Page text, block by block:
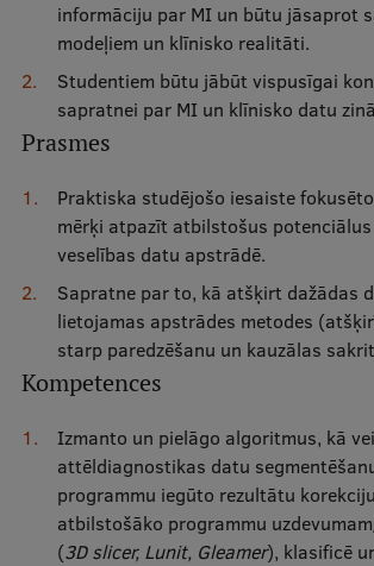
Research Breakfast
Completed projects
Vertically Integrated Projects
Innovation Centre
International Cooperation
International projects
International partners
EURAXESS RSU contact point
informāciju par MI un būtu jāsaprot
modeļiem un klīnisko realitāti.
Studentiem būtu jābūt vispusīgai
sapratnei par MI un klīnisko datu
Prasmes
Praktiska studējošo iesaiste
mērķi atpazīt atbilstošus
veselības datu apstrādē.
Sapratne par to, kā atšķirt dažādas
lietojamas apstrādes metodes
starp paredzēšanu un kauzālas
Kompetences
Izmanto un pielāgo algoritmus, kā
attēldiagnostikas datu
programmu iegūto rezultātu
atbilstošāko programmu
(3D slicer, Lunit, Gleamer), klasificē